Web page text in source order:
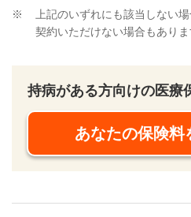
※
上記のいずれにも該当しない
契約いただけない場合もありま
持病がある方向けの医療
あなたの保険料
新